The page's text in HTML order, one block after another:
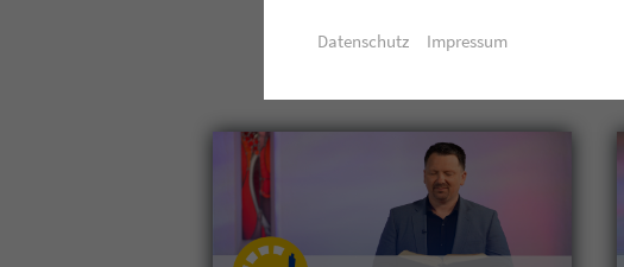
Datenschutz Impressum